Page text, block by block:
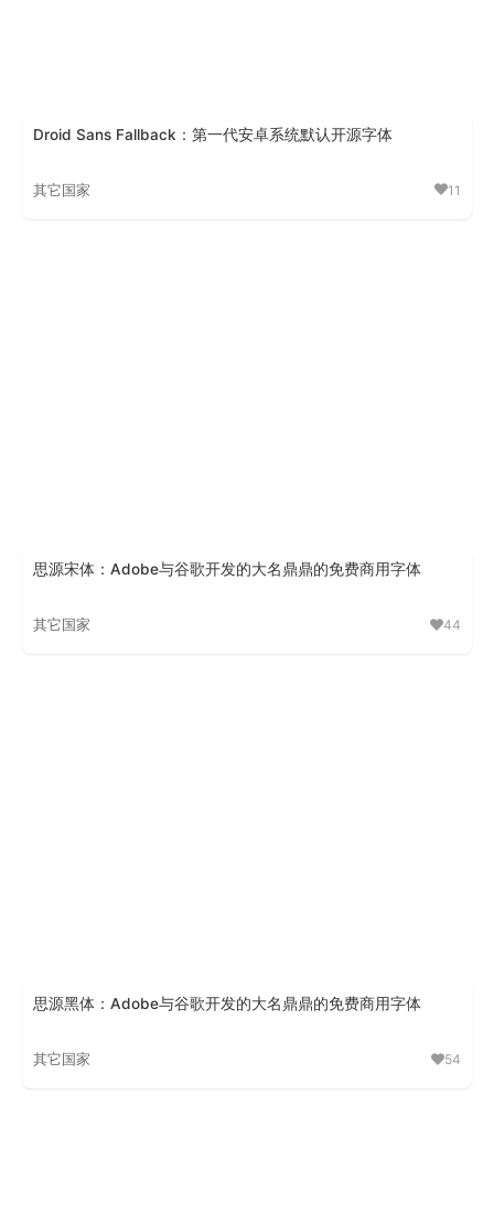
Droid Sans Fallback：第一代安卓系统默认开源字体
其它国家 11
思源宋体：Adobe与谷歌开发的大名鼎鼎的免费商用字体
其它国家 44
思源黑体：Adobe与谷歌开发的大名鼎鼎的免费商用字体
其它国家 54